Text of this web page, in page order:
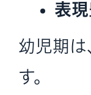
表
幼児期
す。